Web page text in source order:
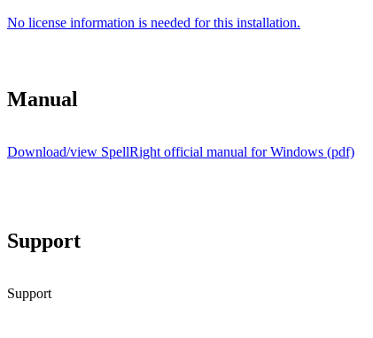
No license information is needed for this installation.
Manual
Download/view SpellRight official manual for Windows (pdf)
Support
Support